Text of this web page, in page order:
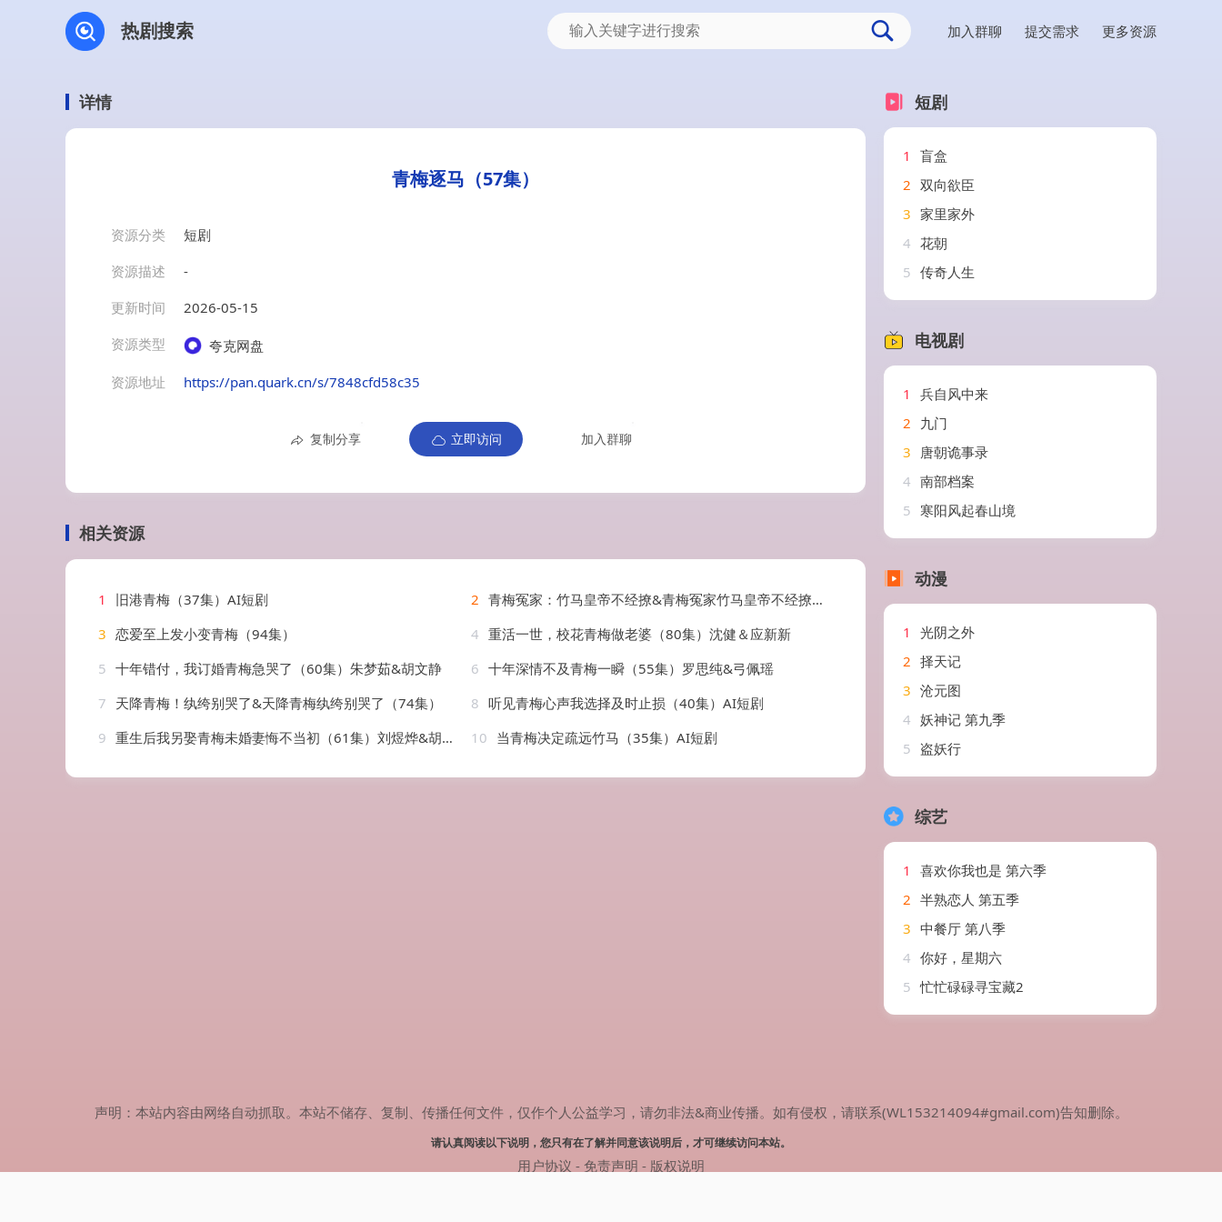
热剧搜索 加入群聊 提交需求 更多资源
详情
青梅逐马（57集）
资源分类
短剧
资源描述
-
更新时间
2026-05-15
资源类型
夸克网盘
资源地址
https://pan.quark.cn/s/7848cfd58c35
复制分享 立即访问 加入群聊
相关资源
1 旧港青梅（37集）AI短剧 2 青梅冤家：竹马皇帝不经撩&青梅冤家竹马皇帝不经撩（63集）AI短剧
3 恋爱至上发小变青梅（94集） 4 重活一世，校花青梅做老婆（80集）沈健＆应新新
5 十年错付，我订婚青梅急哭了（60集）朱梦茹&胡文静 6 十年深情不及青梅一瞬（55集）罗思纯&弓佩瑶
7 天降青梅！纨绔别哭了&天降青梅纨绔别哭了（74集） 8 听见青梅心声我选择及时止损（40集）AI短剧
9 重生后我另娶青梅未婚妻悔不当初（61集）刘煜烨&胡蝶&张兮樾 10 当青梅决定疏远竹马（35集）AI短剧
短剧
1
盲盒
2 双向欲臣
3 家里家外
4 花朝
5 传奇人生
电视剧
1
兵自风中来
2 九门
3 唐朝诡事录
4 南部档案
5 寒阳风起春山境
动漫
1
光阴之外
2 择天记
3 沧元图
4 妖神记 第九季
5 盗妖行
综艺
1
喜欢你我也是 第六季
2 半熟恋人 第五季
3 中餐厅 第八季
4 你好，星期六
5 忙忙碌碌寻宝藏2
声明：本站内容由网络自动抓取。本站不储存、复制、传播任何文件，仅作个人公益学习，请勿非法&商业传播。如有侵权，请联系(WL153214094#gmail.com)告知删除。
请认真阅读以下说明，您只有在了解并同意该说明后，才可继续访问本站。
用户协议 - 免责声明 - 版权说明